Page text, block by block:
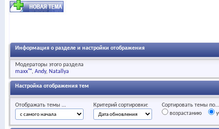
Информация о разделе и настройки отображения
Модераторы этого раздела
maxx™ Andy Natallya
Настройка отображения тем
Отображать темы ... Критерий сортировки:
Сортировать темы по...
возрастанию